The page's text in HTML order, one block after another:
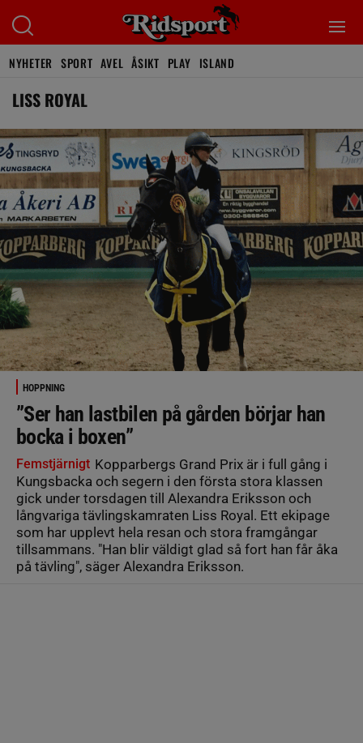
NYHETER SPORT AVEL ÅSIKT PLAY ISLAND
LISS ROYAL
HOPPNING
”Ser han lastbilen på gården börjar han
bocka i boxen”
Femstjärnigt Kopparbergs Grand Prix är i full gång i
Kungsbacka och segern i den första stora klassen
gick under torsdagen till Alexandra Eriksson och
långvariga tävlingskamraten Liss Royal. Ett ekipage
som har upplevt hela resan och stora framgångar
tillsammans. "Han blir väldigt glad så fort han får åka
på tävling", säger Alexandra Eriksson.